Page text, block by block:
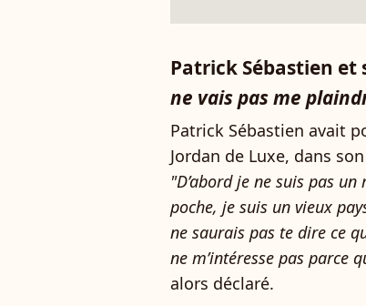
Patrick Sébastien et
ne vais pas me
Patrick Sébastien avait
Jordan de Luxe, dans
"D’abord je ne suis pas un
poche, je suis un vieux
ne saurais pas te dire ce
ne m’intéresse pas parce
alors déclaré.